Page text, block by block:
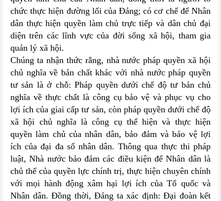
chức thực hiện đường lối của Đảng; có cơ chế để Nhân
dân thực hiện quyền làm chủ trực tiếp và dân chủ đại
diện trên các lĩnh vực của đời sống xã hội, tham gia
quản lý xã hội.
Chúng ta nhận thức rằng, nhà nước pháp quyền xã hội
chủ nghĩa về bản chất khác với nhà nước pháp quyền
tư sản là ở chỗ: Pháp quyền dưới chế độ tư bản chủ
nghĩa về thực chất là công cụ bảo vệ và phục vụ cho
lợi ích của giai cấp tư sản, còn pháp quyền dưới chế độ
xã hội chủ nghĩa là công cụ thể hiện và thực hiện
quyền làm chủ của nhân dân, bảo đảm và bảo vệ lợi
ích của đại đa số nhân dân. Thông qua thực thi pháp
luật, Nhà nước bảo đảm các điều kiện để Nhân dân là
chủ thể của quyền lực chính trị, thực hiện chuyên chính
với mọi hành động xâm hại lợi ích của Tổ quốc và
Nhân dân. Đồng thời, Đảng ta xác định: Đại đoàn kết